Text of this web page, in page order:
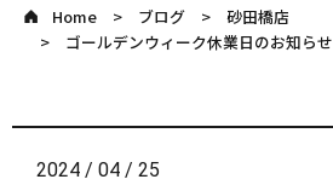
Home ブログ
砂田橋店
ゴールデンウィーク休業日のお知らせ
2024 / 04 / 25